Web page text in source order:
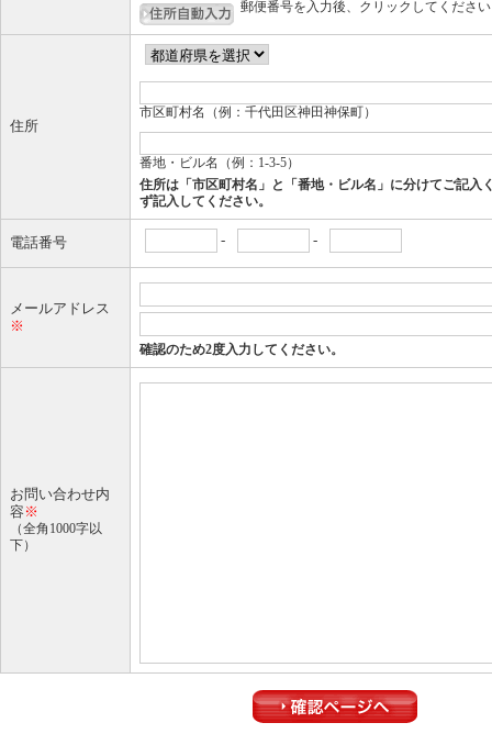
郵便番号を入力後、クリックしてくださ
住所
市区町村名（例：千代田区神田神保町）
番地・ビル名（例：1-3-5）
住所は「市区町村名」と「番地・ビル名」に分けてご記入
ず記入してください。
電話番号 - -
メールアドレス
※
確認のため2度入力してください。
お問い合わせ内
容 ※
（全角1000字以
下）